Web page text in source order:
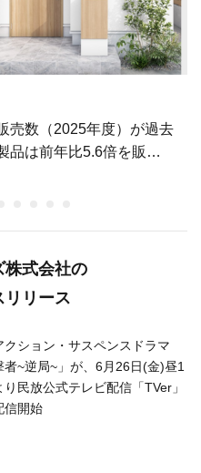
売数（2025年度）が過去
品は前年比5.6倍を販
る住宅が増加～
株式会社の
リリース
クション・サスペンスドラマ
者~逆局~」が、6月26日(金)昼1
り民放公式テレビ配信「TVer」
信開始